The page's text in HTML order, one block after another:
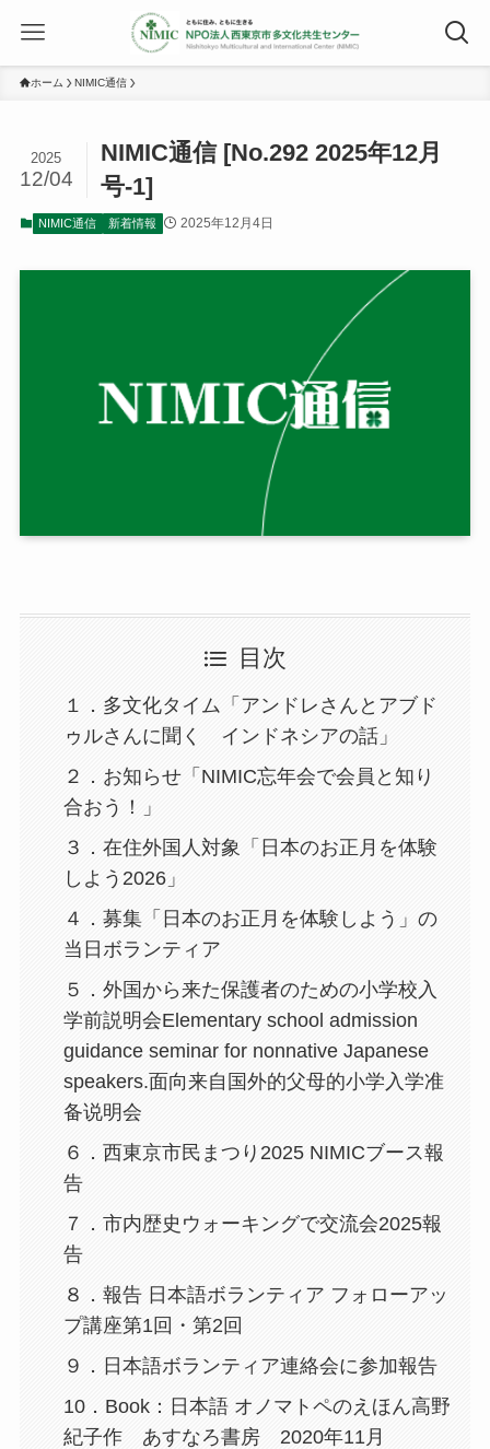
ホーム NIMIC通信
NIMIC通信 [No.292 2025年12月
号-1]
2025
12/04
NIMIC通信 新着情報 2025年12月4日
目次
１．多文化タイム「アンドレさんとアブド
ゥルさんに聞く インドネシアの話」
２．お知らせ「NIMIC忘年会で会員と知り
合おう！」
３．在住外国人対象「日本のお正月を体験
しよう2026」
４．募集「日本のお正月を体験しよう」の
当日ボランティア
５．外国から来た保護者のための小学校入
学前説明会Elementary school admission
guidance seminar for nonnative Japanese
speakers.面向来自国外的父母的小学入学准
备说明会
６．西東京市民まつり2025 NIMICブース報
告
７．市内歴史ウォーキングで交流会2025報
告
８．報告 日本語ボランティア フォローアッ
プ講座第1回・第2回
９．日本語ボランティア連絡会に参加報告
10．Book：日本語 オノマトペのえほん高野
紀子作 あすなろ書房 2020年11月